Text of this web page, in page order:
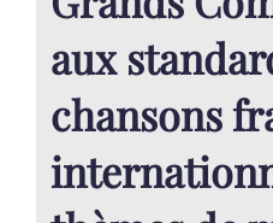
aux
chansons